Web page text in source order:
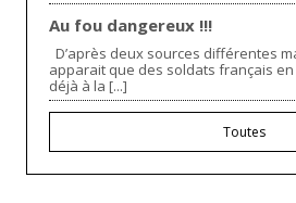
Au fou dangereux !!!
D’après deux sources différentes
apparait que des soldats français
déjà à la [...]
Toutes